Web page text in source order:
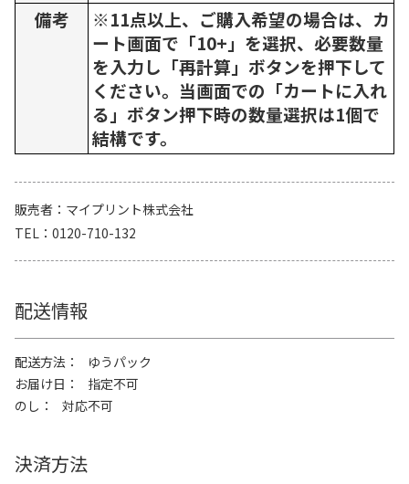
備考
※11点以上、ご購入希望の場合は、カ
ート画面で「10+」を選択、必要数量
を入力し「再計算」ボタンを押下して
ください。当画面での「カートに入れ
る」ボタン押下時の数量選択は1個で
結構です。
販売者
マイプリント株式会社
TEL
0120-710-132
配送情報
配送方法
ゆうパック
お届け日
指定不可
のし
対応不可
決済方法